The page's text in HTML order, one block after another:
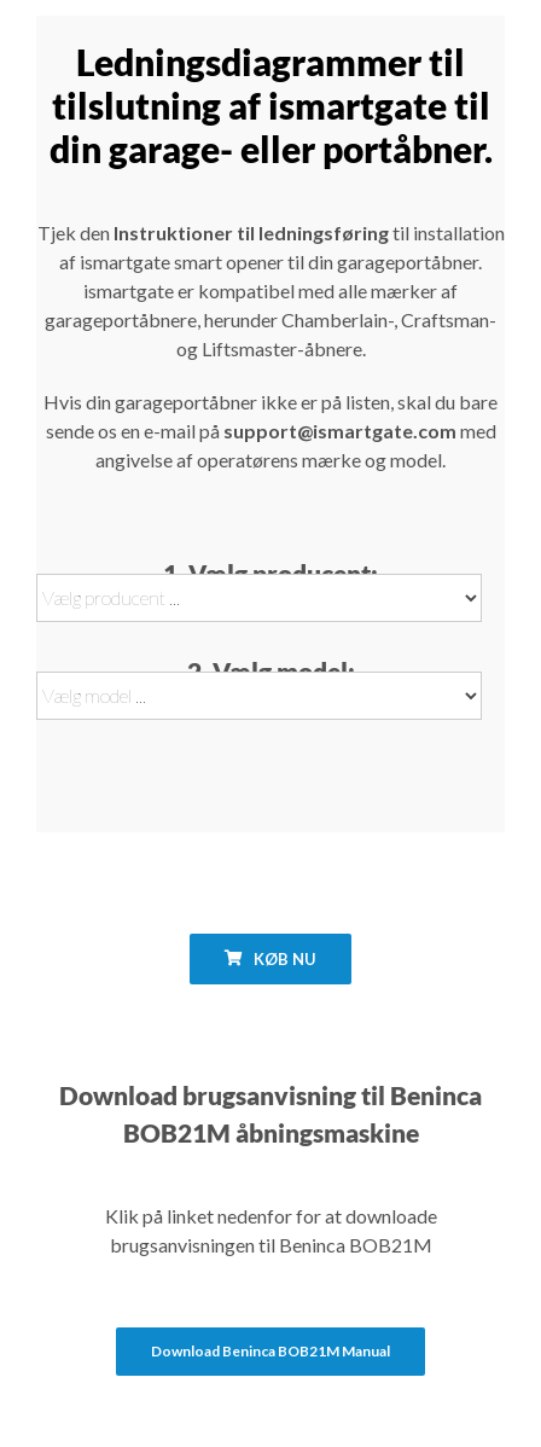
Ledningsdiagrammer til
tilslutning af ismartgate til
din garage- eller portåbner.
Tjek den Instruktioner til ledningsføringtil installation
af ismartgate smart opener til din garageportåbner.
ismartgate er kompatibel med alle mærker af
garageportåbnere, herunder Chamberlain-, Craftsman-
og Liftsmaster-åbnere.
Hvis din garageportåbner ikke er på listen, skal du bare
sende os en e-mail på support@ismartgate.com med
angivelse af operatørens mærke og model.
1. Vælg producent:
2. Vælg model:
KØB NU
Download brugsanvisning til Beninca
BOB21M åbningsmaskine
Klik på linket nedenfor for at downloade
brugsanvisningen til Beninca BOB21M
Download Beninca BOB21M Manual